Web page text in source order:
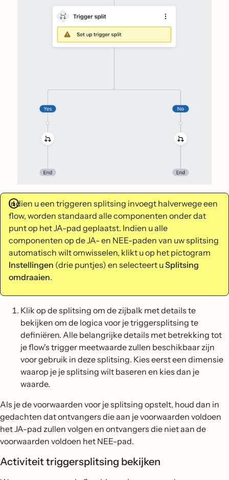
Indien u een triggeren splitsing invoegt halverwege een
flow, worden standaard alle componenten onder dat
punt op het JA-pad geplaatst. Indien u alle
componenten op de JA- en NEE-paden van uw splitsing
automatisch wilt omwisselen, klikt u op het pictogram
Instellingen (drie puntjes) en selecteert uSplitsing
omdraaien.
Klik op de splitsing om de zijbalk met details te
bekijken om de logica voor je triggersplitsing te
definiëren. Alle belangrijke details met betrekking tot
je flow's trigger meetwaarde zullen beschikbaar zijn
voor gebruik in deze splitsing. Kies eerst een dimensie
waarop je je splitsing wilt baseren en kies dan je
waarde.
Als je de voorwaarden voor je splitsing opstelt, houd dan in
gedachten dat ontvangers die aan je voorwaarden voldoen
het JA-pad zullen volgen en ontvangers die niet aan de
voorwaarden voldoen het NEE-pad.
Activiteit triggersplitsing bekijken